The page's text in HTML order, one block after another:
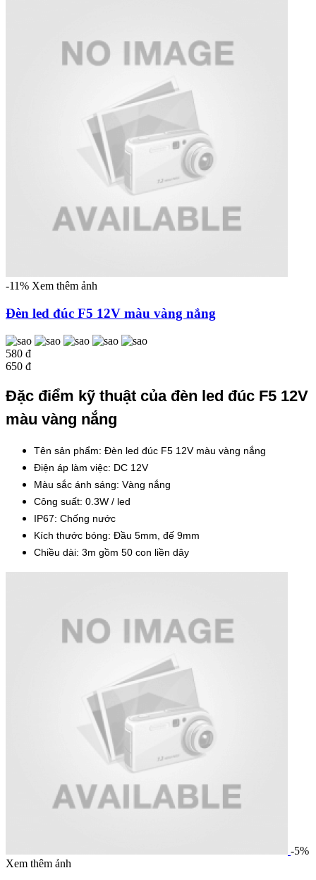
-11% Xem thêm ảnh
Đèn led đúc F5 12V màu vàng nắng
580 đ
650 đ
Đặc điểm kỹ thuật của đèn led đúc F5 12V
màu vàng nắng
Tên sản phẩm: Đèn led đúc F5 12V màu vàng nắng
Điện áp làm việc: DC 12V
Màu sắc ánh sáng: Vàng nắng
Công suất: 0.3W / led
IP67: Chống nước
Kích thước bóng: Đầu 5mm, đế 9mm
Chiều dài: 3m gồm 50 con liền dây
-5%
Xem thêm ảnh